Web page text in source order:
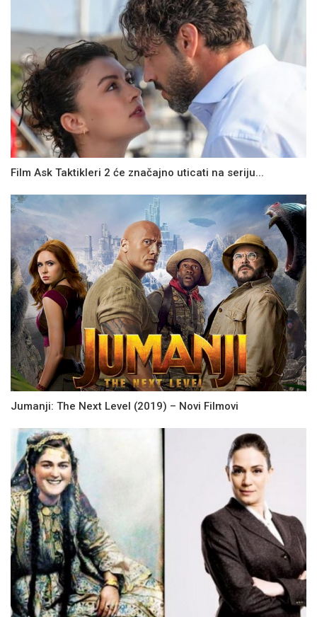
Film Ask Taktikleri 2 će značajno uticati na seriju...
Jumanji: The Next Level (2019) – Novi Filmovi